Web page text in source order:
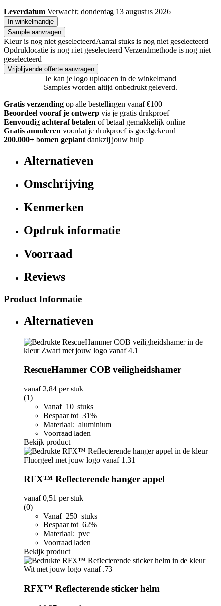
Leverdatum Verwacht; donderdag 13 augustus 2026
In winkelmandje
Sample aanvragen
Kleur is nog niet geselecteerdAantal stuks is nog niet geselecteerd
Opdruklocatie is nog niet geselecteerd Verzendmethode is nog niet
geselecteerd
Vrijblijvende offerte aanvragen
Je kan je logo uploaden in de winkelmand
Samples worden altijd onbedrukt geleverd.
Gratis verzending op alle bestellingen vanaf €100
Beoordeel vooraf je ontwerp via je gratis drukproef
Eenvoudig achteraf betalen of betaal gemakkelijk online
Gratis annuleren voordat je drukproef is goedgekeurd
200.000+ bomen geplant dankzij jouw hulp
Alternatieven
Omschrijving
Kenmerken
Opdruk informatie
Voorraad
Reviews
Product Informatie
Alternatieven
RescueHammer COB veiligheidshamer
vanaf 2,84 per stuk
(1)
Vanaf 10 stuks
Bespaar tot 31%
Materiaal: aluminium
Voorraad laden
Bekijk product
RFX™ Reflecterende hanger appel
vanaf0,51 per stuk
(0)
Vanaf 250 stuks
Bespaar tot 62%
Materiaal: pvc
Voorraad laden
Bekijk product
RFX™ Reflecterende sticker helm